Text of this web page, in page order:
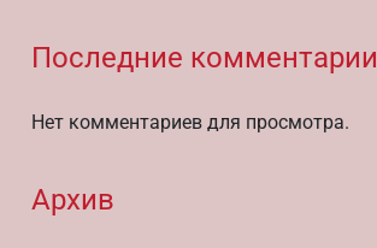
Последние комментарии
Нет комментариев для просмотра.
Архив